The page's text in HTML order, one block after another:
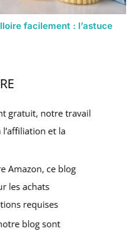
facilement : l’astuce